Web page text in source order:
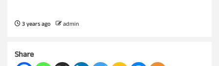
3 years ago admin
Share